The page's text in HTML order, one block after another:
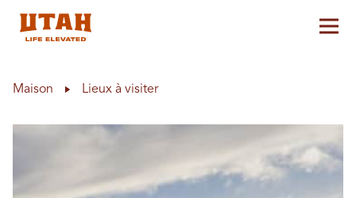
Maison Lieux à visiter